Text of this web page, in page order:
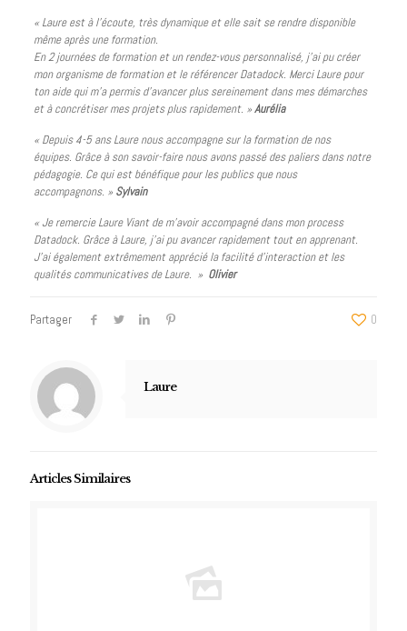
« Laure est à l’écoute, très dynamique et elle sait se rendre disponible
même après une formation.
En 2 journées de formation et un rendez-vous personnalisé, j’ai pu créer
mon organisme de formation et le référencer Datadock. Merci Laure pour
ton aide qui m’a permis d’avancer plus sereinement dans mes démarches
et à concrétiser mes projets plus rapidement. »Aurélia
« Depuis 4-5 ans Laure nous accompagne sur la formation de nos
équipes. Grâce à son savoir-faire nous avons passé des paliers dans notre
pédagogie. Ce qui est bénéfique pour les publics que nous
accompagnons. » Sylvain
« Je remercie Laure Viant de m’avoir accompagné dans mon process
Datadock. Grâce à Laure, j’ai pu avancer rapidement tout en apprenant.
J’ai également extrêmement apprécié la facilité d’interaction et les
qualités communicatives de Laure. » Olivier
Partager 0
Laure
Articles Similaires